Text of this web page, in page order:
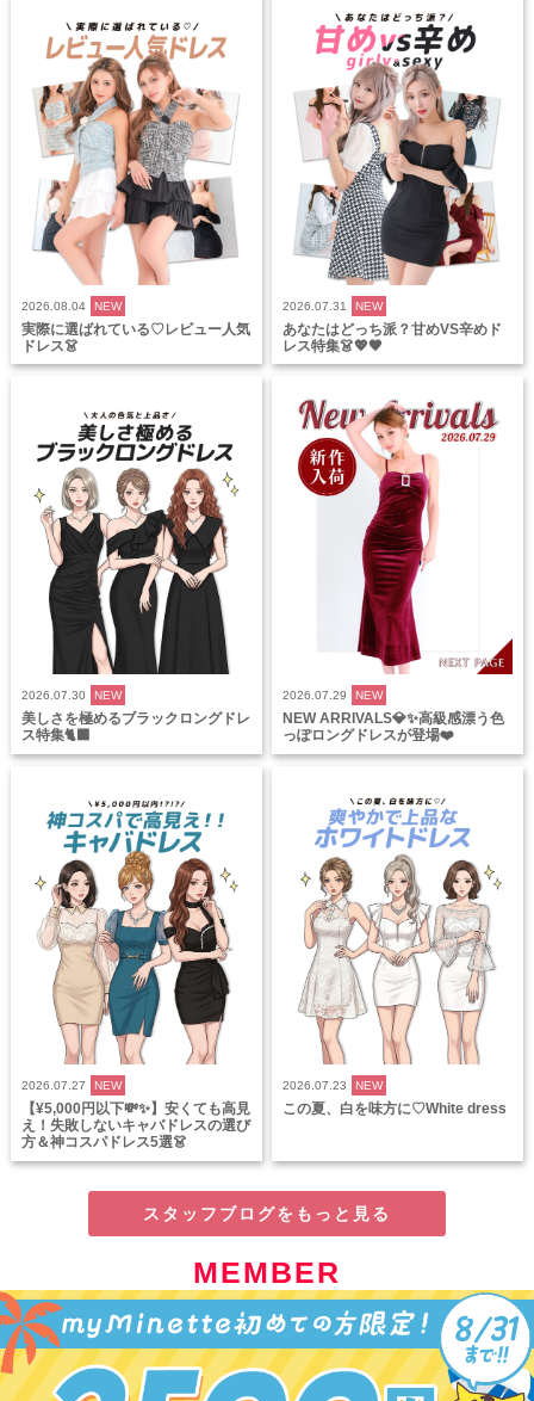
2026.08.04 NEW
実際に選ばれている♡レビュー人気
ドレス👗
2026.07.31 NEW
あなたはどっち派？甘めVS辛めド
レス特集👗💖🖤
2026.07.30 NEW
美しさを極めるブラックロングドレ
ス特集🐈‍⬛
2026.07.29 NEW
NEW ARRIVALS💎✨高級感漂う色
っぽロングドレスが登場❤️
2026.07.27 NEW
【¥5,000円以下💸✨】安くても高見
え！失敗しないキャバドレスの選び
方＆神コスパドレス5選👗
2026.07.23 NEW
この夏、白を味方に♡White dress
スタッフブログをもっと見る
MEMBER